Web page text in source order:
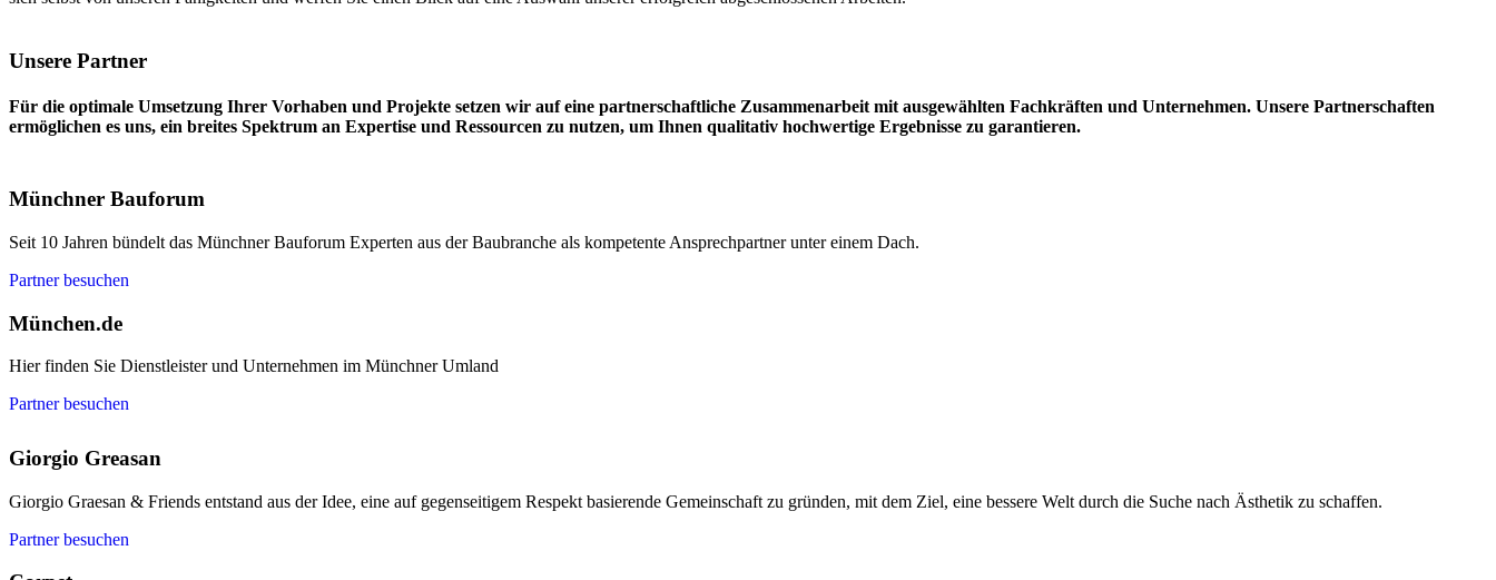
Unsere Partner
Für die optimale Umsetzung Ihrer Vorhaben und Projekte setzen wir auf eine partnerschaftliche Zusammenarbeit mit ausgewählten Fachkräften und Unternehmen. Unsere Partnerschaften
ermöglichen es uns, ein breites Spektrum an Expertise und Ressourcen zu nutzen, um Ihnen qualitativ hochwertige Ergebnisse zu garantieren.
Münchner Bauforum
Seit 10 Jahren bündelt das Münchner Bauforum Experten aus der Baubranche als kompetente Ansprechpartner unter einem Dach.
Partner besuchen
München.de
Hier finden Sie Dienstleister und Unternehmen im Münchner Umland
Partner besuchen
Giorgio Greasan
Giorgio Graesan & Friends entstand aus der Idee, eine auf gegenseitigem Respekt basierende Gemeinschaft zu gründen, mit dem Ziel, eine bessere Welt durch die Suche nach Ästhetik zu schaffen.
Partner besuchen